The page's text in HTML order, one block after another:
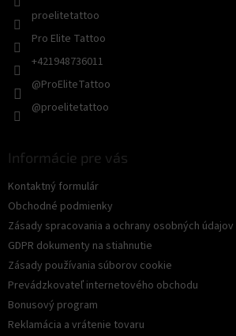
proelitetattoo
Pro Elite Tattoo
+421948736011
@ProEliteTattoo
@proelitetattoo
Informácie pre vás
Kontaktný formulár
Obchodné podmienky
Zásady spracovania a ochrany osobných údajov
GDPR dokumenty na stiahnutie
Zásady používania súborov cookie
Prevádzkovateľ internetového obchodu
Bonusový program
Reklamácia a vrátenie tovaru